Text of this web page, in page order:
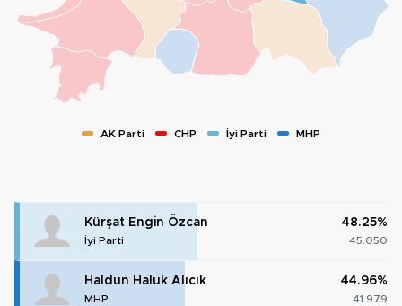
AK Parti CHP İyi Parti MHP
Kürşat Engin Özcan
İyi Parti
48.25%
45.050
Haldun Haluk Alıcık
MHP
44.96%
41.979